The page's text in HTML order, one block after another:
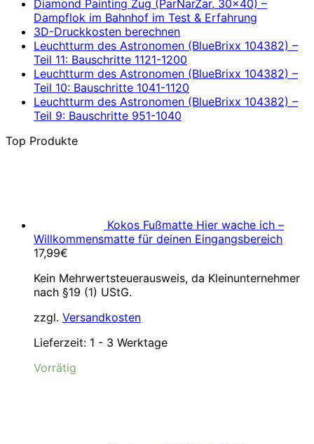
Diamond Painting Zug (ParNarZar, 30×40) –
Dampflok im Bahnhof im Test & Erfahrung
3D-Druckkosten berechnen
Leuchtturm des Astronomen (BlueBrixx 104382) –
Teil 11: Bauschritte 1121-1200
Leuchtturm des Astronomen (BlueBrixx 104382) –
Teil 10: Bauschritte 1041-1120
Leuchtturm des Astronomen (BlueBrixx 104382) –
Teil 9: Bauschritte 951-1040
Top Produkte
Kokos Fußmatte Hier wache ich –
Willkommensmatte für deinen Eingangsbereich
17,99€
Kein Mehrwertsteuerausweis, da Kleinunternehmer
nach §19 (1) UStG.
zzgl. Versandkosten
Lieferzeit: 1 - 3 Werktage
Vorrätig